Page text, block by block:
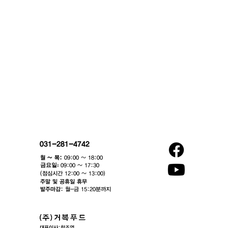
031-281-4742
월 ~ 목: 09:00 ~ 18:00
​금요일: 09:00 ~ 17:30
(점심시간 12:00 ~ 13:00)​
주말 및 공휴일 휴무
발주마감: 월-금 15:20분까지